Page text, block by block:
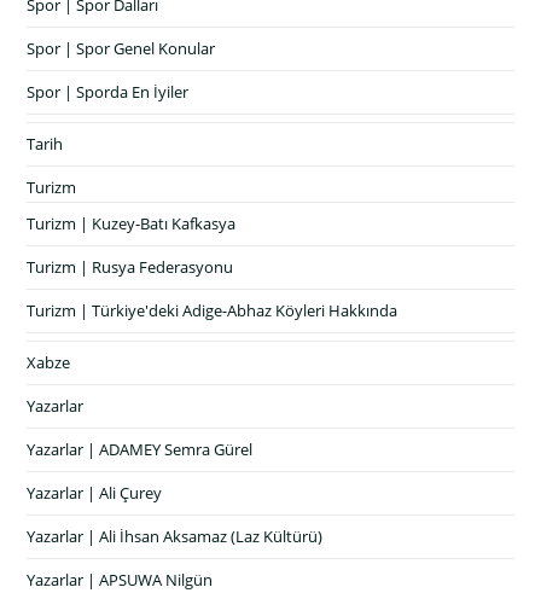
Spor | Spor Dalları
Spor | Spor Genel Konular
Spor | Sporda En İyiler
Tarih
Turizm
Turizm | Kuzey-Batı Kafkasya
Turizm | Rusya Federasyonu
Turizm | Türkiye'deki Adige-Abhaz Köyleri Hakkında
Xabze
Yazarlar
Yazarlar | ADAMEY Semra Gürel
Yazarlar | Ali Çurey
Yazarlar | Ali İhsan Aksamaz (Laz Kültürü)
Yazarlar | APSUWA Nilgün